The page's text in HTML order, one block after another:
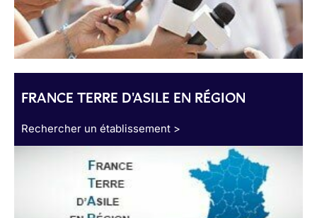
FRANCE TERRE D'ASILE EN RÉGION
Rechercher un établissement >